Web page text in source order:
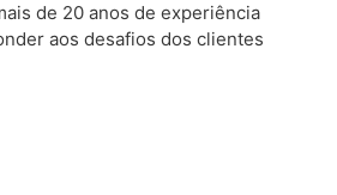
de 20 anos de experiência
aos desafios dos clientes